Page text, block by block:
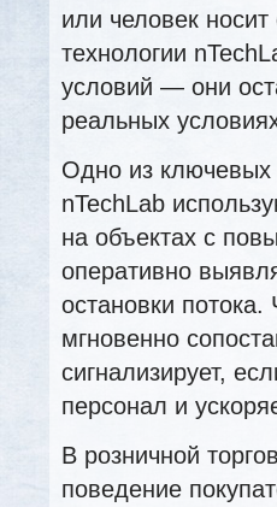
или человек
технологии
условий — они
реальных
Одно из
nTechLab
на объектах с
оперативно
остановки
мгновенно
сигнализирует,
персонал и
В розничной
поведение